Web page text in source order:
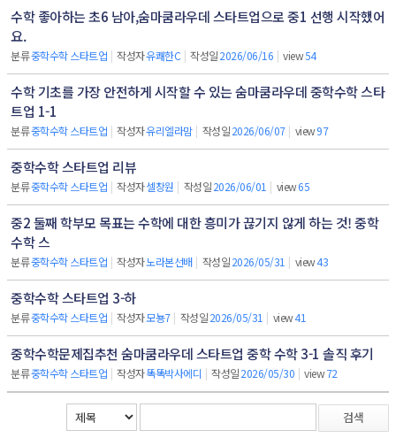
수학 좋아하는 초6 남아,숨마쿰라우데 스타트업으로 중1 선행 시작했어
요.
분류중학수학 스타트업 | 작성자유쾌한C | 작성일2026/06/16 | view54
수학 기초를 가장 안전하게 시작할 수 있는 숨마쿰라우데 중학수학 스타
트업 1-1
분류중학수학 스타트업 | 작성자유리엘라맘 | 작성일2026/06/07 | view97
중학수학 스타트업 리뷰
분류중학수학 스타트업 | 작성자셀창원 | 작성일2026/06/01 | view65
중2 둘째 학부모 목표는 수학에 대한 흥미가 끊기지 않게 하는 것! 중학
수학 스
분류중학수학 스타트업 | 작성자노라본선배 | 작성일2026/05/31 | view43
중학수학 스타트업 3-하
분류중학수학 스타트업 | 작성자모뇽7 | 작성일2026/05/31 | view41
중학수학문제집추천 숨마쿰라우데 스타트업 중학 수학 3-1 솔직 후기
분류중학수학 스타트업 | 작성자똑똑박사에디 | 작성일2026/05/30 | view72
검색